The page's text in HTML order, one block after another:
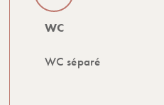
WC
WC séparé